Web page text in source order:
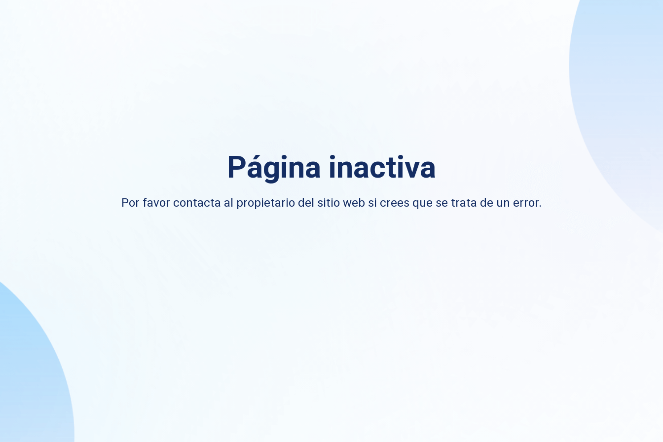
Página inactiva
Por favor contacta al propietario del sitio web si crees que se trata de un error.